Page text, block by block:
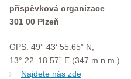
příspěvková organizace
301 00 Plzeň
GPS: 49° 43‘ 55.65” N,
13° 22‘ 18.57” E (347 m n.m.)
Najdete nás zde